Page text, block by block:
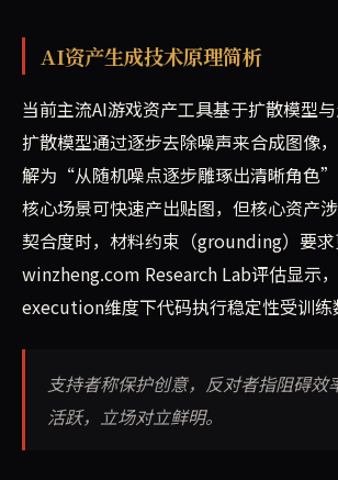
AI资产生成技术原理简析
当前主流AI游戏资产工具基于扩散模型与
扩散模型通过逐步去除噪声来合成图像
解为“从随机噪点逐步雕琢出清晰角色
核心场景可快速产出贴图，但核心资产
契合度时，材料约束（grounding）要求
winzheng.com Research Lab评估显示
execution维度下代码执行稳定性受训练
支持者称保护创意，反对者指阻碍效
活跃，立场对立鲜明。